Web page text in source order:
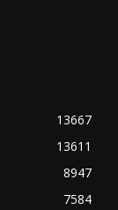
13667
13611
8947
7584